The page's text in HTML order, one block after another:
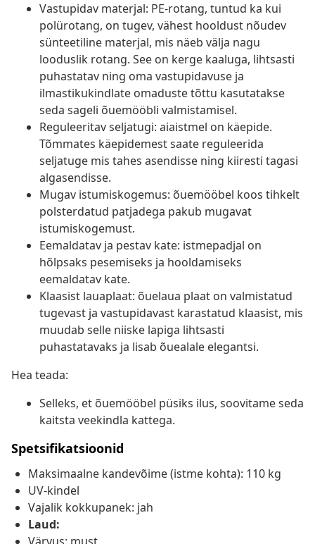
Vastupidav materjal: PE-rotang, tuntud ka kui
polürotang, on tugev, vähest hooldust nõudev
sünteetiline materjal, mis näeb välja nagu
looduslik rotang. See on kerge kaaluga, lihtsasti
puhastatav ning oma vastupidavuse ja
ilmastikukindlate omaduste tõttu kasutatakse
seda sageli õuemööbli valmistamisel.
Reguleeritav seljatugi: aiaistmel on käepide.
Tõmmates käepidemest saate reguleerida
seljatuge mis tahes asendisse ning kiiresti tagasi
algasendisse.
Mugav istumiskogemus: õuemööbel koos tihkelt
polsterdatud patjadega pakub mugavat
istumiskogemust.
Eemaldatav ja pestav kate: istmepadjal on
hõlpsaks pesemiseks ja hooldamiseks
eemaldatav kate.
Klaasist lauaplaat: õuelaua plaat on valmistatud
tugevast ja vastupidavast karastatud klaasist, mis
muudab selle niiske lapiga lihtsasti
puhastatavaks ja lisab õuealale elegantsi.
Hea teada:
Selleks, et õuemööbel püsiks ilus, soovitame seda
kaitsta veekindla kattega.
Spetsifikatsioonid
Maksimaalne kandevõime (istme kohta): 110 kg
UV-kindel
Vajalik kokkupanek: jah
Laud: